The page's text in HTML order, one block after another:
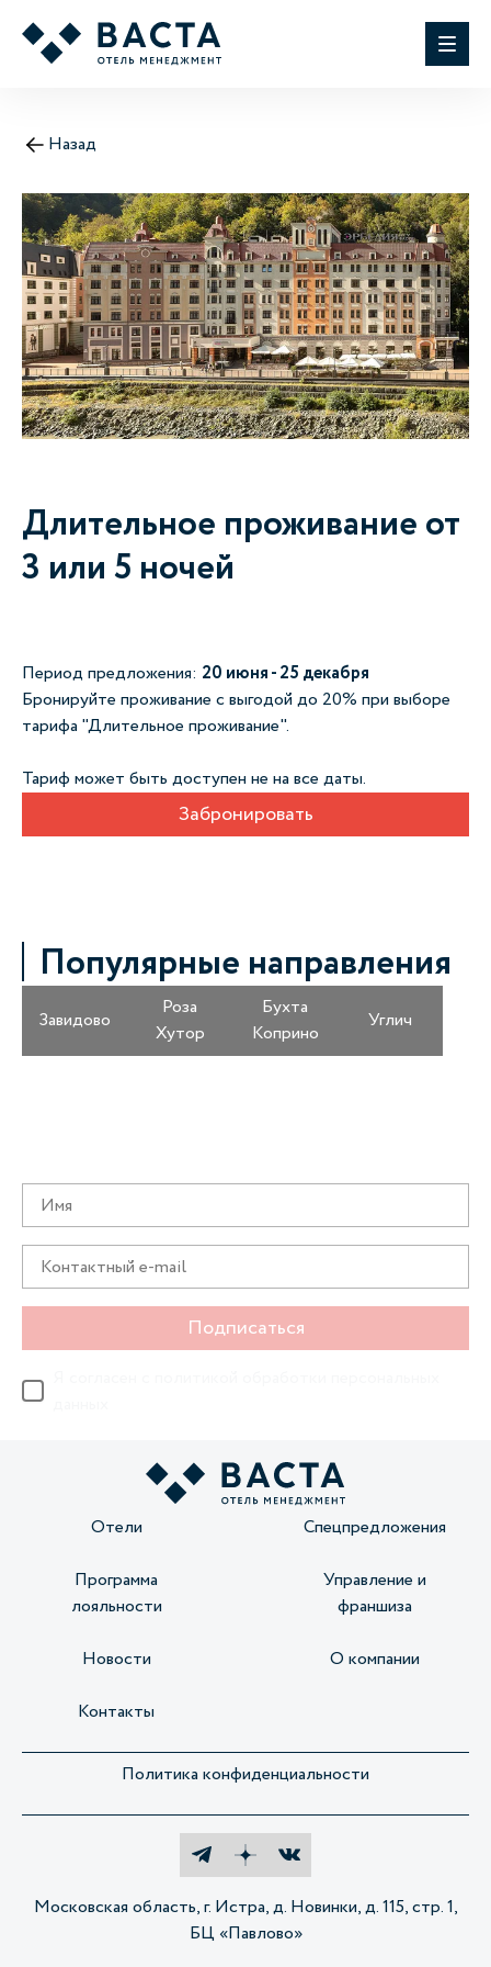
Назад
Длительное проживание от
3 или 5 ночей
Период предложения: 20 июня - 25 декабря
Бронируйте проживание с выгодой до 20% при выборе
тарифа "Длительное проживание".
Тариф может быть доступен не на все даты.
Забронировать
Популярные направления
Завидово
Роза
Хутор
Бухта
Коприно
Углич
Подписаться
Отели Спецпредложения
Программа
лояльности
Управление и
франшиза
Новости О компании
Контакты
Политика конфиденциальности
Московская область, г. Истра, д. Новинки, д. 115, стр. 1,
БЦ «Павлово»